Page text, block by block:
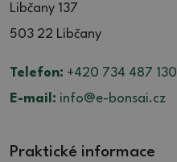
Libčany 137
503 22 Libčany
Telefon: +420 734 487 130
E-mail: info@e-bonsai.cz
Praktické informace